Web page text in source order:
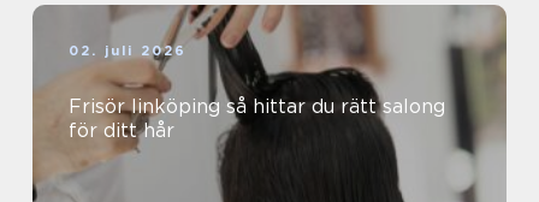
02. juli 2026
Frisör linköping så hittar du rätt salong
för ditt hår